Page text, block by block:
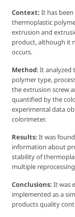
Context: It has
thermoplastic
extrusion and
product, although it
occurs.
Method: It
polymer type,
the extrusion screw
quantified by the
experimental data
colorimeter.
Results: It was
information about
stability of
multiple
Conclusions: It was
implemented as a
products quality